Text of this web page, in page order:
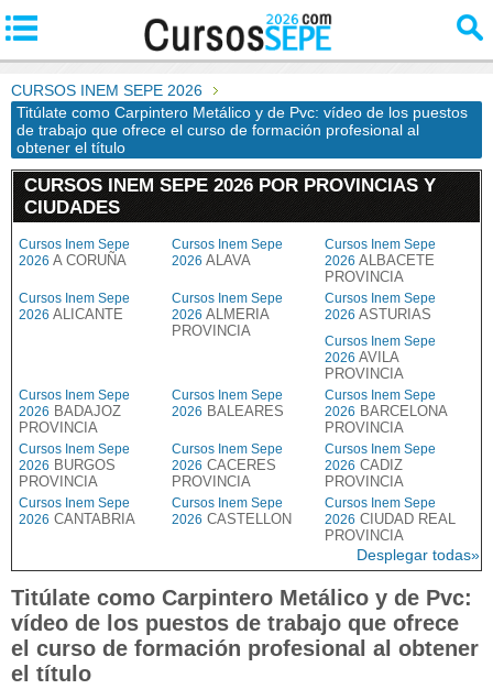
CURSOS INEM SEPE 2026
Titúlate como Carpintero Metálico y de Pvc: vídeo de los puestos
de trabajo que ofrece el curso de formación profesional al
obtener el título
CURSOS INEM SEPE 2026 POR PROVINCIAS Y
CIUDADES
Cursos Inem Sepe
2026 A CORUÑA
Cursos Inem Sepe
2026 ALAVA
Cursos Inem Sepe
2026 ALBACETE
PROVINCIA
Cursos Inem Sepe
2026 ALICANTE
Cursos Inem Sepe
2026 ALMERIA
PROVINCIA
Cursos Inem Sepe
2026 ASTURIAS
Cursos Inem Sepe
2026 AVILA
PROVINCIA
Cursos Inem Sepe
2026 BADAJOZ
PROVINCIA
Cursos Inem Sepe
2026 BALEARES
Cursos Inem Sepe
2026 BARCELONA
PROVINCIA
Cursos Inem Sepe
2026 BURGOS
PROVINCIA
Cursos Inem Sepe
2026 CACERES
PROVINCIA
Cursos Inem Sepe
2026 CADIZ
PROVINCIA
Cursos Inem Sepe
2026 CANTABRIA
Cursos Inem Sepe
2026 CASTELLON
Cursos Inem Sepe
2026 CIUDAD REAL
PROVINCIA
Desplegar todas»
Titúlate como Carpintero Metálico y de Pvc:
vídeo de los puestos de trabajo que ofrece
el curso de formación profesional al obtener
el título